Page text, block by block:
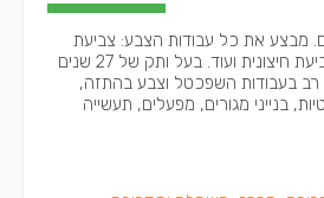
מבצע את כל עבודות הצבע: צביעת
קירות, בתים, שערים, צביעת חיצונית ועוד. בעל ותק של 27 שנים
רב בעבודות השפכטל וצבע בהתזה,
בנייני מגורים, מפעלים, תעשייה